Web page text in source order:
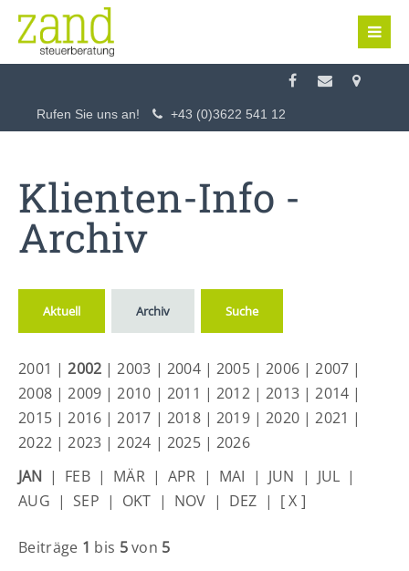
Login
Register|Lost your password?
Support
24h/ 365days
We offer support for our customers
Rufen Sie uns an! +43 (0)3622 541 12
Klienten-Info -
Archiv
Aktuell Archiv Suche
2001 |2002 |2003 | 2004| 2005 |2006 |2007 |
2008 |2009 |2010 | 2011 | 2012 |2013 |2014 |
2015 |2016 |2017 | 2018| 2019 |2020 |2021 |
2022 |2023 |2024 | 2025| 2026
JAN | FEB| MÄR| APR | MAI | JUN | JUL |
AUG | SEP | OKT | NOV | DEZ | [ X ]
Beiträge 1 bis 5von 5